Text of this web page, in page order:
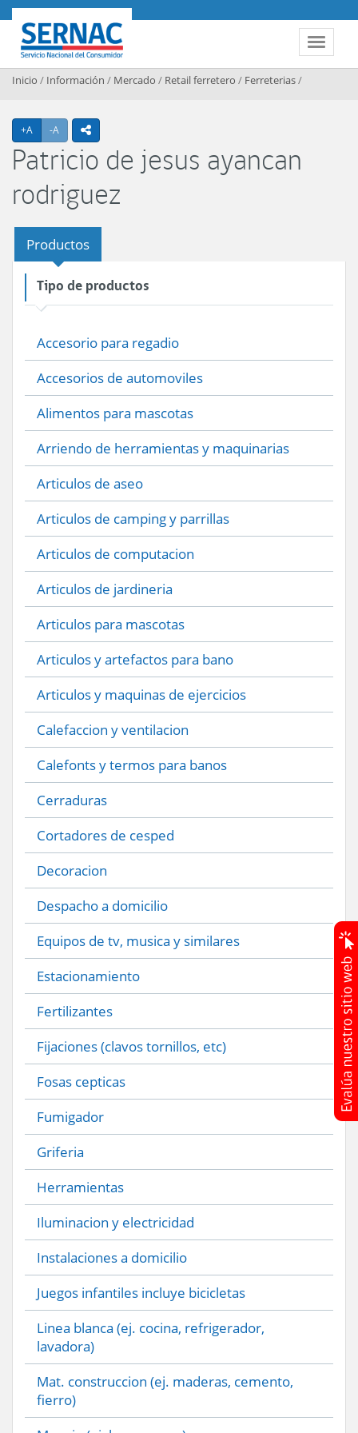
Contenido principal
Toggle
SERNAC
Inicio / Información / Mercado / Retail ferretero / Ferreterias/
+A Agrandar texto
-A Achicar textoicono compartir
Patricio de jesus ayancan
rodriguez
Productos
Tipo de productos
Accesorio para regadio
Accesorios de automoviles
Alimentos para mascotas
Arriendo de herramientas y maquinarias
Articulos de aseo
Articulos de camping y parrillas
Articulos de computacion
Articulos de jardineria
Articulos para mascotas
Articulos y artefactos para bano
Articulos y maquinas de ejercicios
Calefaccion y ventilacion
Calefonts y termos para banos
Cerraduras
Cortadores de cesped
Decoracion
Despacho a domicilio
Equipos de tv, musica y similares
Estacionamiento
Fertilizantes
Fijaciones (clavos tornillos, etc)
Fosas cepticas
Fumigador
Griferia
Herramientas
Iluminacion y electricidad
Instalaciones a domicilio
Juegos infantiles incluye bicicletas
Linea blanca (ej. cocina, refrigerador,
lavadora)
Mat. construccion (ej. maderas, cemento,
fierro)